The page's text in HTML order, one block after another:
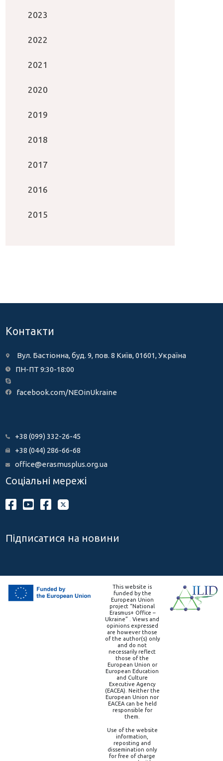
2023
2022
2021
2020
2019
2018
2017
2016
2015
Контакти
Вул. Бастіонна, буд. 9, пов. 8 Київ, 01601, Україна
ПН-ПТ 9:30-18:00
facebook.com/NEOinUkraine
+38 (099) 332-26-45
+38 (044) 286-66-68
office@erasmusplus.org.ua
Соціальні мережі
Підписатися на новини
This website is
funded by the
European Union
project “National
Erasmus+ Office –
Ukraine” . Views and
opinions expressed
are however those
of the author(s) only
and do not
necessarily reflect
those of the
European Union or
European Education
and Culture
Executive Agency
(EACEA). Neither the
European Union nor
EACEA can be held
responsible for
them.
Use of the website
information,
reposting and
dissemination only
for free of charge